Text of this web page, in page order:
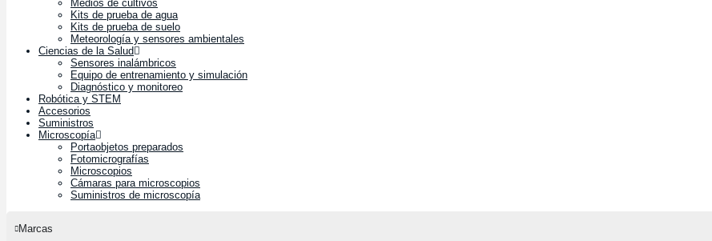
Medios de cultivos
Kits de prueba de agua
Kits de prueba de suelo
Meteorología y sensores ambientales
Ciencias de la Salud
Sensores inalámbricos
Equipo de entrenamiento y simulación
Diagnóstico y monitoreo
Robótica y STEM
Accesorios
Suministros
Microscopía
Portaobjetos preparados
Fotomicrografías
Microscopios
Cámaras para microscopios
Suministros de microscopía
Marcas